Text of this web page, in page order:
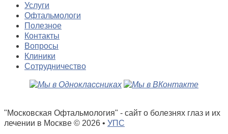
Услуги
Офтальмологи
Полезное
Контакты
Вопросы
Клиники
Сотрудничество
"Московская Офтальмология" - сайт о болезнях глаз и их
лечении в Москве © 2026 • УПС